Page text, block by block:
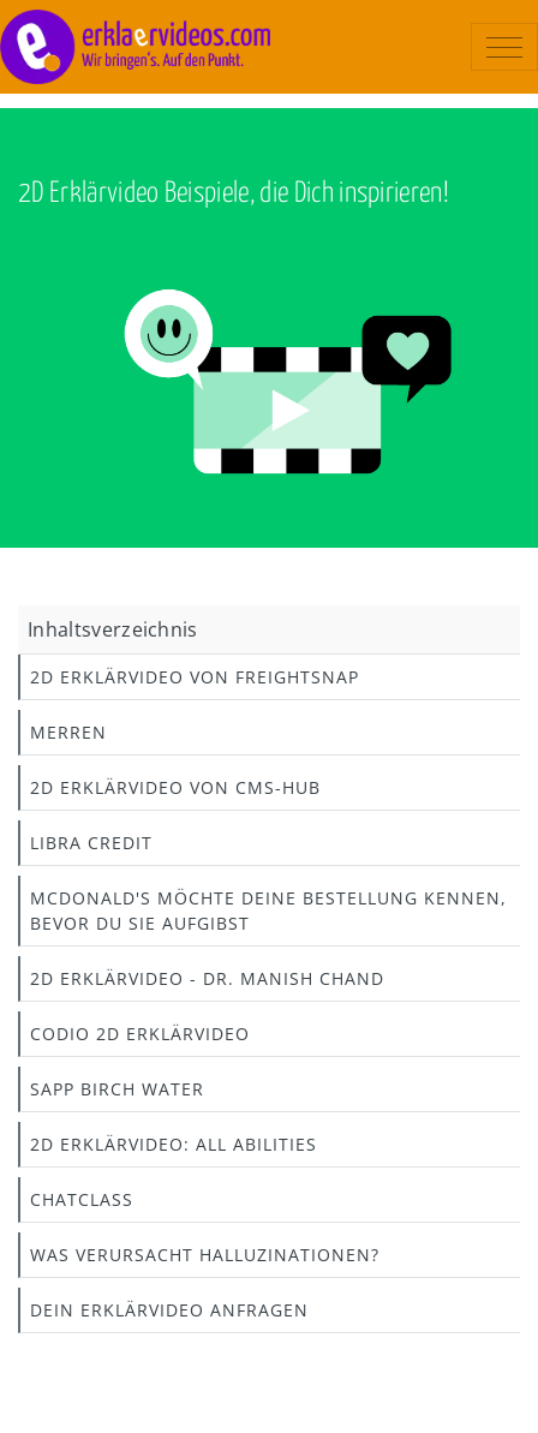
Über uns
Kontakt
Blog
2D Erklärvideo Beispiele, die Dich inspirieren!
Inhaltsverzeichnis
2D ERKLÄRVIDEO VON FREIGHTSNAP
MERREN
2D ERKLÄRVIDEO VON CMS-HUB
LIBRA CREDIT
MCDONALD'S MÖCHTE DEINE BESTELLUNG KENNEN,
BEVOR DU SIE AUFGIBST
2D ERKLÄRVIDEO - DR. MANISH CHAND
CODIO 2D ERKLÄRVIDEO
SAPP BIRCH WATER
2D ERKLÄRVIDEO: ALL ABILITIES
CHATCLASS
WAS VERURSACHT HALLUZINATIONEN?
DEIN ERKLÄRVIDEO ANFRAGEN